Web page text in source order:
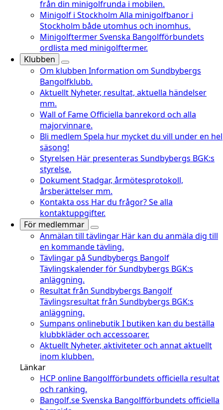
från din minigolfrunda i mobilen.
Minigolf i Stockholm Alla minigolfbanor i
Stockholm både utomhus och inomhus.
MinigolftermerSvenska Bangolfförbundets
ordlista med minigolftermer.
Klubben
Om klubben Information om Sundbybergs
Bangolfklubb.
Aktuellt Nyheter, resultat, aktuella händelser
mm.
Wall of Fame Officiella banrekord och alla
majorvinnare.
Bli medlem Spela hur mycket du vill under en hel
säsong!
Styrelsen Här presenteras Sundbybergs BGK:s
styrelse.
DokumentStadgar, årmötesprotokoll,
årsberättelser mm.
Kontakta oss Har du frågor? Se alla
kontaktuppgifter.
För medlemmar
Anmälan till tävlingar Här kan du anmäla dig till
en kommande tävling.
Tävlingar på Sundbybergs Bangolf
Tävlingskalender för Sundbybergs BGK:s
anläggning.
Resultat från Sundbybergs Bangolf
Tävlingsresultat från Sundbybergs BGK:s
anläggning.
Sumpans onlinebutikI butiken kan du beställa
klubbkläder och accessoarer.
Aktuellt Nyheter, aktiviteter och annat aktuellt
inom klubben.
Länkar
HCP online Bangolfförbundets officiella resultat
och ranking.
Bangolf.seSvenska Bangolfförbundets officiella